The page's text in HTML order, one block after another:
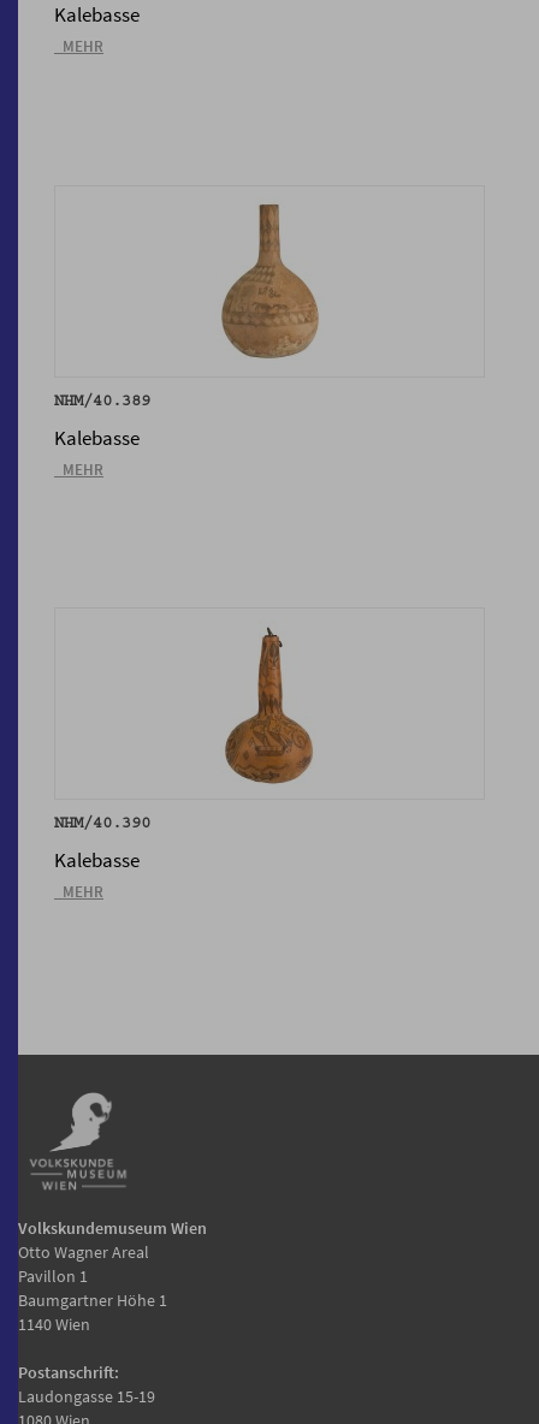
Kalebasse
_MEHR
NHM/40.389
Kalebasse
_MEHR
NHM/40.390
Kalebasse
_MEHR
Volkskundemuseum Wien
Otto Wagner Areal
Pavillon 1
Baumgartner Höhe 1
1140 Wien
Postanschrift:
Laudongasse 15-19